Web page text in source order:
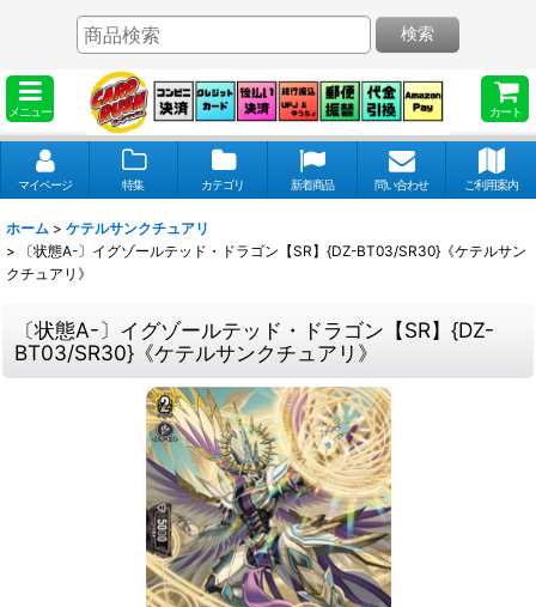
メニュー カート
検索
マイページ 特集 カテゴリ 新着商品 問い合わせ ご利用案内
ホーム > ケテルサンクチュアリ
>
〔状態A-〕イグゾールテッド・ドラゴン【SR】{DZ-BT03/SR30}《ケテルサン
クチュアリ》
〔状態A-〕イグゾールテッド・ドラゴン【SR】{DZ-
BT03/SR30}《ケテルサンクチュアリ》